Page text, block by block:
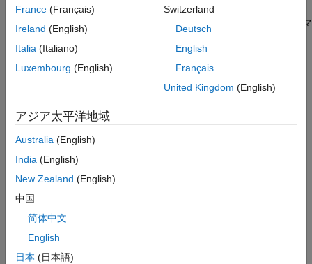
RoadRunner Scene Builder アドオン
Robotics System Toolbox
ROS Toolbox
UAV Toolbox
Vehicle Dynamics Blockset
持つ 3D モデルの大きなセットを 3D シーンに読み込むことがで
を使用すれば、HD マ
ップから 3D 道路モデルを自動的に合成できます。
RoadRunner 入門
RoadRunner の基礎
カメラのコントロール、オブジェクトの選択、アセットの作成、
シーンの設計
複雑な道路ネットワークの設計、junction での信号機のコントロ
ール、標識やプロップの追加、地形の変更
シーン データのインポート
France (Français)
Ireland (English)
Italia (Italiano)
Luxembourg (English)
Switzerland
Deutsch
English
Français
United Kingdom (English)
アジア太平洋地域
Australia (English)
India (English)
New Zealand (English)
中国
简体中文
English
日本 (日本語)